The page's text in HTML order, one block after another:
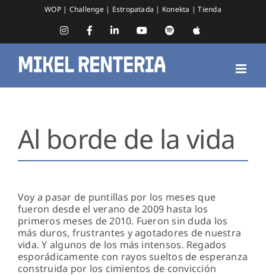
WOP | Challenge | Estropatada | Konekta |Tienda
InstagramFacebookLinkedInYouTubeSpotifyApple
Al borde de la vida
Voy a pasar de puntillas por los meses que
fueron desde el verano de 2009 hasta los
primeros meses de 2010. Fueron sin duda los
más duros, frustrantes y agotadores de nuestra
vida. Y algunos de los más intensos. Regados
esporádicamente con rayos sueltos de esperanza
construida por los cimientos de convicción